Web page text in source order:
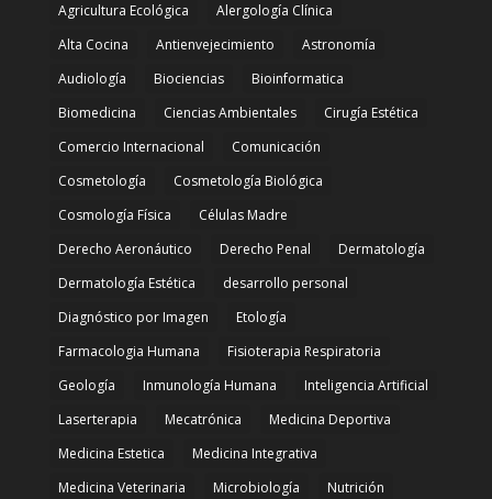
Agricultura Ecológica
Alergología Clínica
Alta Cocina
Antienvejecimiento
Astronomía
Audiología
Biociencias
Bioinformatica
Biomedicina
Ciencias Ambientales
Cirugía Estética
Comercio Internacional
Comunicación
Cosmetología
Cosmetología Biológica
Cosmología Física
Células Madre
Derecho Aeronáutico
Derecho Penal
Dermatología
Dermatología Estética
desarrollo personal
Diagnóstico por Imagen
Etología
Farmacologia Humana
Fisioterapia Respiratoria
Geología
Inmunología Humana
Inteligencia Artificial
Laserterapia
Mecatrónica
Medicina Deportiva
Medicina Estetica
Medicina Integrativa
Medicina Veterinaria
Microbiología
Nutrición